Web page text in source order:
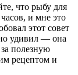
что рыбу для
и мне это
этот совет
удивил — она
полезную
рецептом и